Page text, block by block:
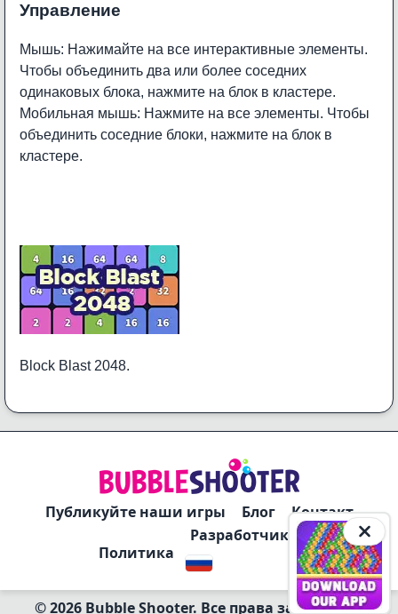
Управление
Мышь: Нажимайте на все интерактивные элементы.
Чтобы объединить два или более соседних
одинаковых блока, нажмите на блок в кластере.
Мобильная мышь: Нажмите на все элементы. Чтобы
объединить соседние блоки, нажмите на блок в
кластере.
Block Blast 2048.
Публикуйте наши игры Блог Контакт
Политика
Разработчики
© 2026 Bubble Shooter. Все права защищены